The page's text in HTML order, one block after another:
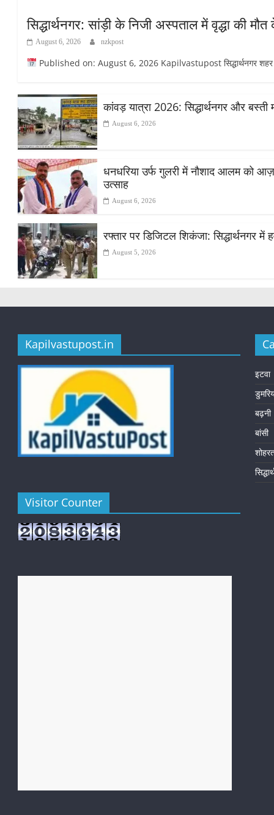
सिद्धार्थनगर: सांड़ी के निजी अस्पताल में वृद्धा की
August 6, 2026 nzkpost
Published on: August 6, 2026 Kapilvastupost सिद्धार्थनगर शहर के
कांवड़ यात्रा 2026: सिद्धार्थनगर और
August 6, 2026
धनधरिया उर्फ गुलरी में नौशाद आलम को
उत्साह
August 6, 2026
रफ्तार पर डिजिटल शिकंजा: सिद्धार्थनगर
August 5, 2026
Kapilvastupost.in
Visitor Counter
इटवा
बढ़नी
बांसी